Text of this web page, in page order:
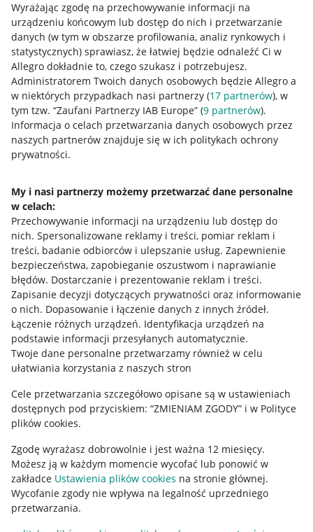
Wyrażając zgodę na przechowywanie informacji na
urządzeniu końcowym lub dostęp do nich i przetwarzanie
danych (w tym w obszarze profilowania, analiz rynkowych i
statystycznych) sprawiasz, że łatwiej będzie odnaleźć Ci w
Allegro dokładnie to, czego szukasz i potrzebujesz.
Administratorem Twoich danych osobowych będzie Allegro a
w niektórych przypadkach nasi partnerzy (17 partnerów), w
tym tzw. “Zaufani Partnerzy IAB Europe” (9 partnerów).
Informacja o celach przetwarzania danych osobowych przez
naszych partnerów znajduje się w ich politykach ochrony
prywatności.
My i nasi partnerzy możemy przetwarzać dane personalne
w celach:
Przechowywanie informacji na urządzeniu lub dostęp do
nich. Spersonalizowane reklamy i treści, pomiar reklam i
treści, badanie odbiorców i ulepszanie usług. Zapewnienie
bezpieczeństwa, zapobieganie oszustwom i naprawianie
błędów. Dostarczanie i prezentowanie reklam i treści.
Zapisanie decyzji dotyczących prywatności oraz informowanie
o nich. Dopasowanie i łączenie danych z innych źródeł.
Łączenie różnych urządzeń. Identyfikacja urządzeń na
podstawie informacji przesyłanych automatycznie.
Twoje dane personalne przetwarzamy również w celu
ułatwiania korzystania z naszych stron
Cele przetwarzania szczegółowo opisane są w ustawieniach
dostępnych pod przyciskiem: “ZMIENIAM ZGODY” i w Polityce
plików cookies.
Zgodę wyrażasz dobrowolnie i jest ważna 12 miesięcy.
Możesz ją w każdym momencie wycofać lub ponowić w
zakładce Ustawienia plików cookies na stronie głównej.
Wycofanie zgody nie wpływa na legalność uprzedniego
przetwarzania.
Przydatne informacje
Jak to działa
Allegro Gadane dla sprzedających
Allegro Gadane dla kupujących
Mapa miejscowości
Informacje prawne
Regulamin
Polityka plików "cookies"
Ustawienia plików "cookies"
Udostępnianie lokalizacji
Informacje dla Aktu o Usługach Cyfrowych
Pobierz aplikację